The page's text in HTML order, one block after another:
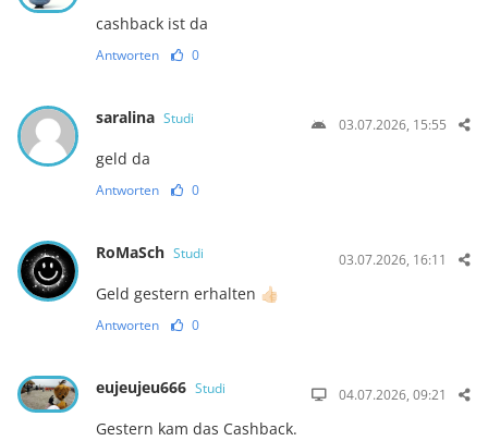
cashback ist da
Antworten 0
saralina Studi 03.07.2026, 15:55
geld da
Antworten 0
RoMaSch Studi 03.07.2026, 16:11
Geld gestern erhalten 👍🏻
Antworten 0
eujeujeu666 Studi 04.07.2026, 09:21
Gestern kam das Cashback.